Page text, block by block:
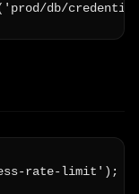
db/
rate-limit');